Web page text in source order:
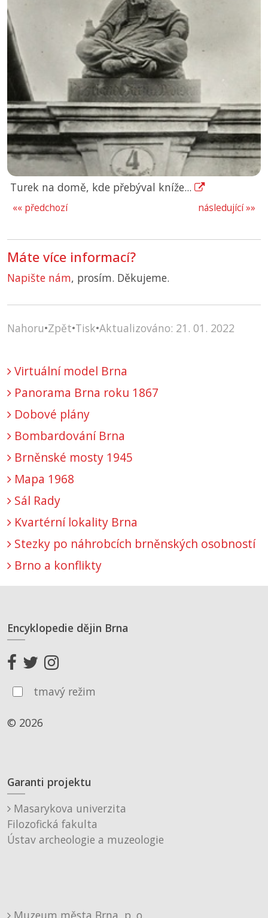
Turek na domě, kde přebýval kníže...
následující »»
«« předchozí
Máte více informací?
Napište nám, prosím. Děkujeme.
Nahoru•Zpět•Tisk•Aktualizováno: 21. 01. 2022
Virtuální model Brna
Panorama Brna roku 1867
Dobové plány
Bombardování Brna
Brněnské mosty 1945
Mapa 1968
Sál Rady
Kvartérní lokality Brna
Stezky po náhrobcích brněnských osobností
Brno a konflikty
Encyklopedie dějin Brna
tmavý režim
© 2026
Garanti projektu
Masarykova univerzita
Filozofická fakulta
Ústav archeologie a muzeologie
Muzeum města Brna, p. o.